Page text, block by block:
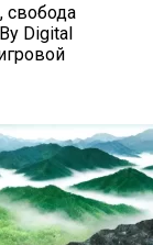
свобода
Digital